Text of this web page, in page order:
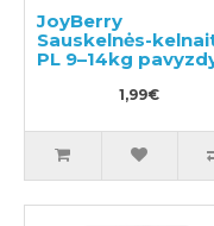
JoyBerry
Sauskelnės-
PL 9–14kg
1,99€